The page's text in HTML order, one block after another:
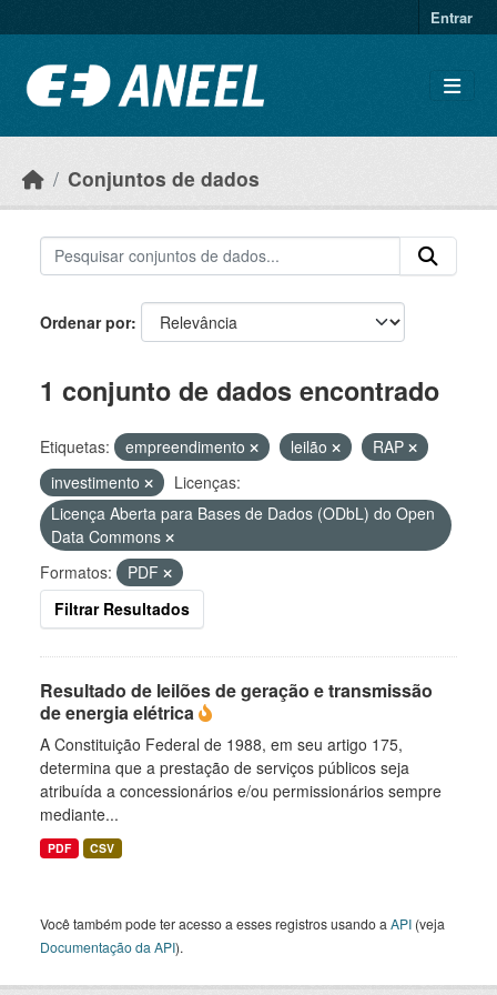
Entrar
Conjuntos de dados
Ordenar por
1 conjunto de dados encontrado
Etiquetas: empreendimento leilão
RAP
investimento
Licenças:
Licença Aberta para Bases de Dados (ODbL) do Open
Data Commons
Formatos:
PDF
Filtrar Resultados
Resultado de leilões de geração e transmissão
de energia elétrica
A Constituição Federal de 1988, em seu artigo 175,
determina que a prestação de serviços públicos seja
atribuída a concessionários e/ou permissionários sempre
mediante...
PDF CSV
Você também pode ter acesso a esses registros usando a API (veja
Documentação da API).